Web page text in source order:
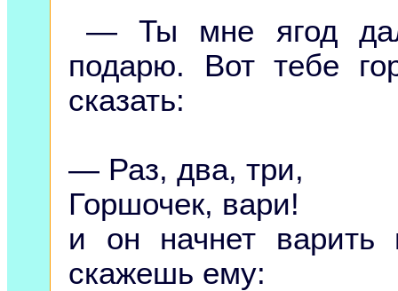
— Ты мне ягод
подарю. Вот тебе
сказать:
— Раз, два, три,
Горшочек, вари!
и он начнет варить
скажешь ему: